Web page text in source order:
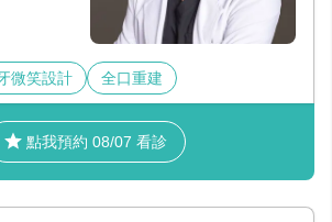
微笑設計 全口重建
點我預約 08/07 看診